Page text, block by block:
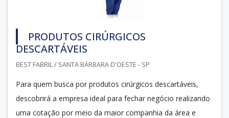
PRODUTOS CIRÚRGICOS
DESCARTÁVEIS
BEST FABRIL / SANTA BÁRBARA D'OESTE - SP
Para quem busca por produtos cirúrgicos descartáveis,
descobrirá a empresa ideal para fechar negócio realizando
uma cotação por meio da maior companhia da área e